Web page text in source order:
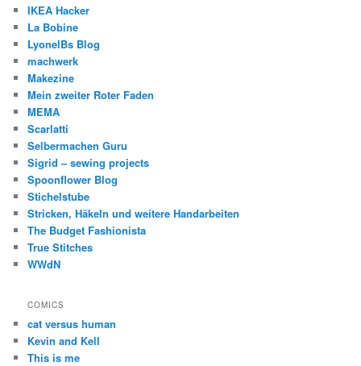
IKEA Hacker
La Bobine
LyonelBs Blog
machwerk
Makezine
Mein zweiter Roter Faden
MEMA
Scarlatti
Selbermachen Guru
Sigrid – sewing projects
Spoonflower Blog
Stichelstube
Stricken, Häkeln und weitere Handarbeiten
The Budget Fashionista
True Stitches
WWdN
COMICS
cat versus human
Kevin and Kell
This is me